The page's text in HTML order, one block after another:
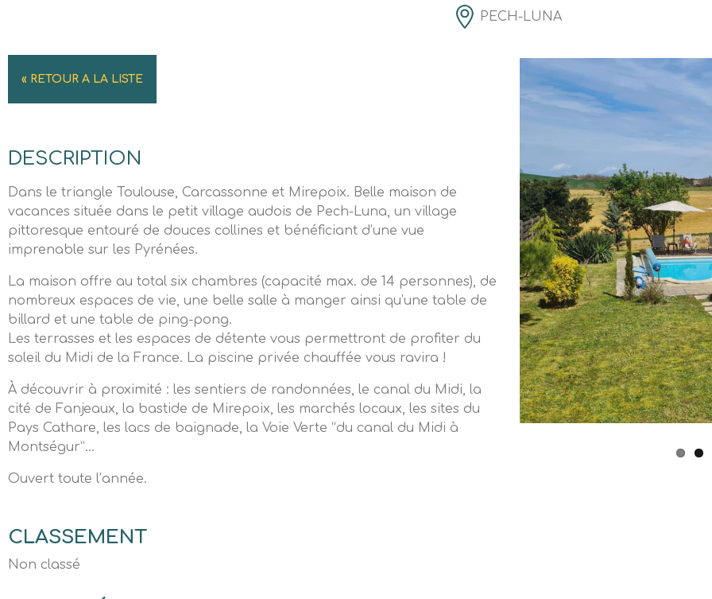
PECH-LUNA
« RETOUR A LA LISTE
DESCRIPTION
Dans le triangle Toulouse, Carcassonne et Mirepoix. Belle maison de
vacances située dans le petit village audois de Pech-Luna, un village
pittoresque entouré de douces collines et bénéficiant d’une vue
imprenable sur les Pyrénées.
La maison offre au total six chambres (capacité max. de 14 personnes), de
nombreux espaces de vie, une belle salle à manger ainsi qu’une table de
billard et une table de ping-pong.
Les terrasses et les espaces de détente vous permettront de profiter du
soleil du Midi de la France. La piscine privée chauffée vous ravira !
À découvrir à proximité : les sentiers de randonnées, le canal du Midi, la
cité de Fanjeaux, la bastide de Mirepoix, les marchés locaux, les sites du
Pays Cathare, les lacs de baignade, la Voie Verte “du canal du Midi à
Montségur”…
Ouvert toute l’année.
CLASSEMENT
Non classé